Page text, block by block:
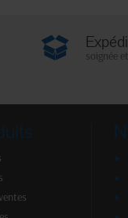
soignée